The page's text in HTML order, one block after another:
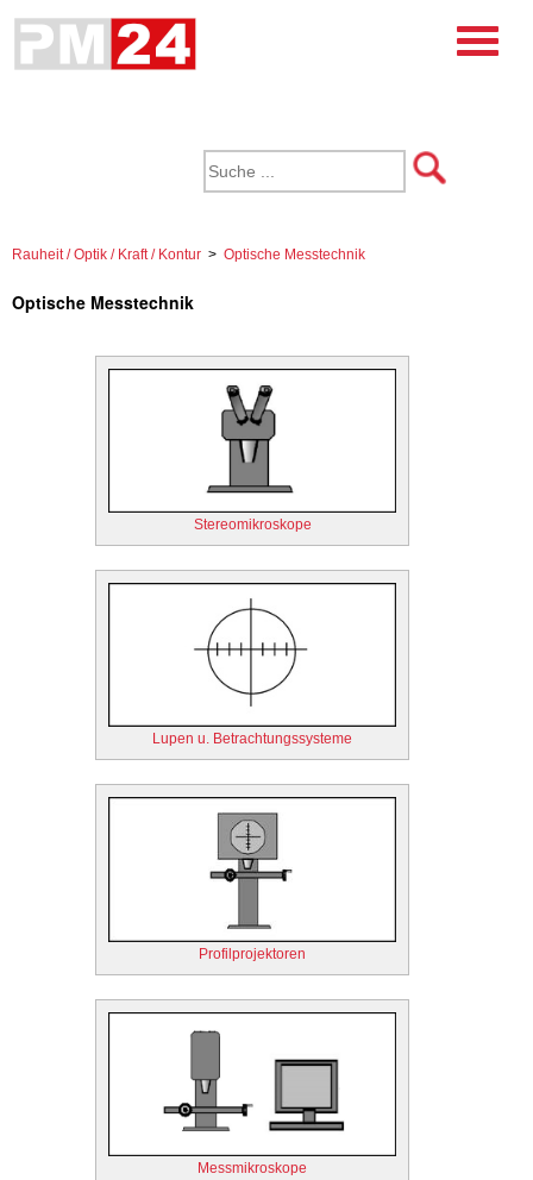
Rauheit / Optik / Kraft / Kontur > Optische Messtechnik
Optische Messtechnik
Stereomikroskope
Lupen u. Betrachtungssysteme
Profilprojektoren
Messmikroskope